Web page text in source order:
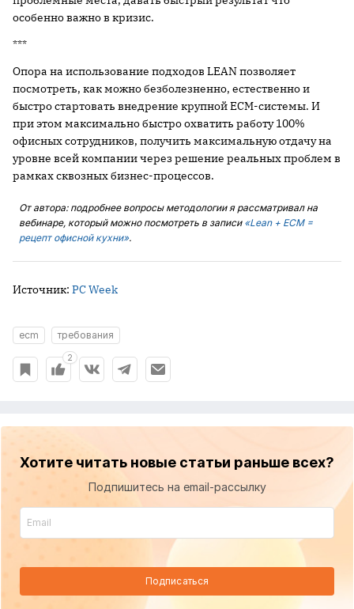
особенно важно в кризис.
***
Опора на использование подходов LEAN позволяет
посмотреть, как можно безболезненно, естественно и
быстро стартовать внедрение крупной ECM-системы. И
при этом максимально быстро охватить работу 100%
офисных сотрудников, получить максимальную отдачу на
уровне всей компании через решение реальных проблем в
рамках сквозных бизнес-процессов.
От автора: подробнее вопросы методологии я рассматривал на
вебинаре, который можно посмотреть в записи «Lean + ЕСМ =
рецепт офисной кухни».
Источник: PC Week
ecm требования
2
Хотите читать новые статьи раньше всех?
Подпишитесь на email-рассылку
Подписаться